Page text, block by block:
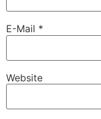
E-Mail *
Website